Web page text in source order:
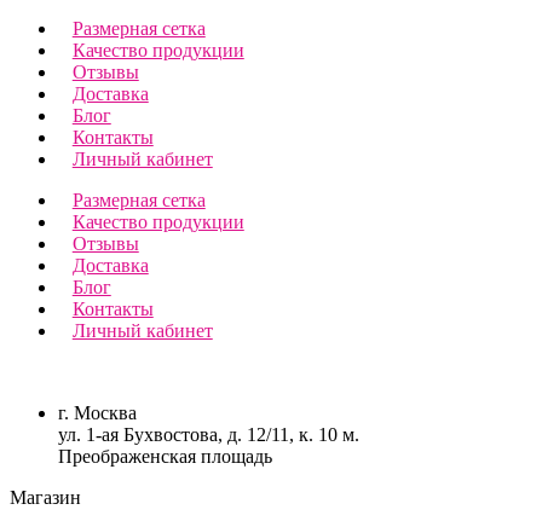
Размерная сетка
Качество продукции
Отзывы
Доставка
Блог
Контакты
Личный кабинет
Размерная сетка
Качество продукции
Отзывы
Доставка
Блог
Контакты
Личный кабинет
г. Москва
ул. 1-ая Бухвостова, д. 12/11, к. 10 м.
Преображенская площадь
Магазин